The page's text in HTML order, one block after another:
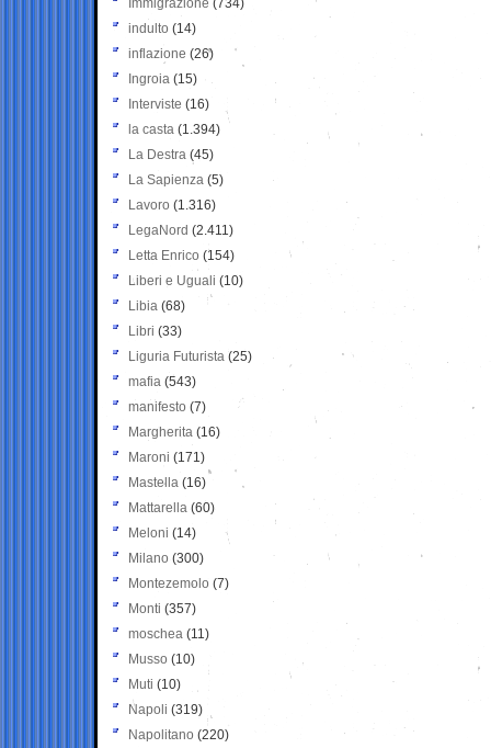
Immigrazione (734)
indulto (14)
inflazione (26)
Ingroia (15)
Interviste (16)
la casta (1.394)
La Destra (45)
La Sapienza (5)
Lavoro (1.316)
LegaNord (2.411)
Letta Enrico (154)
Liberi e Uguali (10)
Libia (68)
Libri (33)
Liguria Futurista (25)
mafia (543)
manifesto (7)
Margherita (16)
Maroni (171)
Mastella (16)
Mattarella (60)
Meloni (14)
Milano (300)
Montezemolo (7)
Monti (357)
moschea (11)
Musso (10)
Muti (10)
Napoli (319)
Napolitano (220)